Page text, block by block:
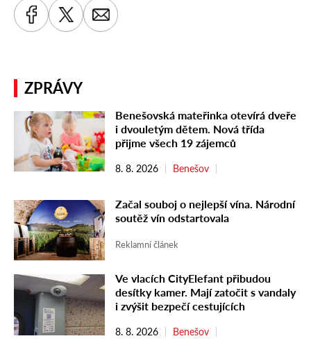
ZPRÁVY
Benešovská mateřinka otevírá dveře
i dvouletým dětem. Nová třída
přijme všech 19 zájemců
8. 8. 2026 Benešov
Začal souboj o nejlepší vína. Národní
soutěž vín odstartovala
Reklamní článek
Ve vlacích CityElefant přibudou
desítky kamer. Mají zatočit s vandaly
i zvýšit bezpečí cestujících
8. 8. 2026 Benešov